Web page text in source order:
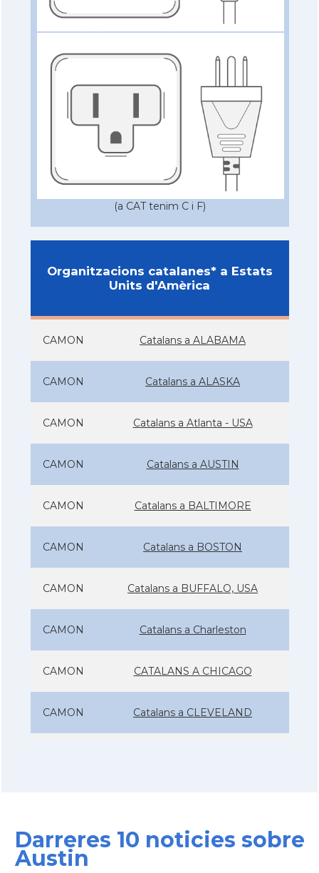
(a CAT tenim C i F)
Organitzacions catalanes* a Estats
Units d'Amèrica
CAMON Catalans a ALABAMA
CAMON Catalans a ALASKA
CAMON Catalans a Atlanta - USA
CAMON Catalans a AUSTIN
CAMON Catalans a BALTIMORE
CAMON Catalans a BOSTON
CAMON Catalans a BUFFALO, USA
CAMON Catalans a Charleston
CAMON CATALANS A CHICAGO
CAMON Catalans a CLEVELAND
CAMON Catalans a CONNECTICUT
Darreres 10 noticies sobre
Austin